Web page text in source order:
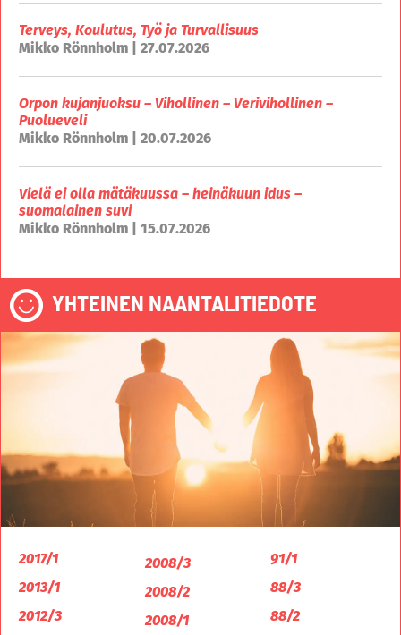
Terveys, Koulutus, Työ ja Turvallisuus
Mikko Rönnholm | 27.07.2026
Orpon kujanjuoksu – Vihollinen – Verivihollinen –
Puolueveli
Mikko Rönnholm | 20.07.2026
Vielä ei olla mätäkuussa – heinäkuun idus –
suomalainen suvi
Mikko Rönnholm | 15.07.2026
YHTEINEN NAANTALITIEDOTE
2017/1
2013/1
2012/3
2008/3
2008/2
2008/1
91/1
88/3
88/2